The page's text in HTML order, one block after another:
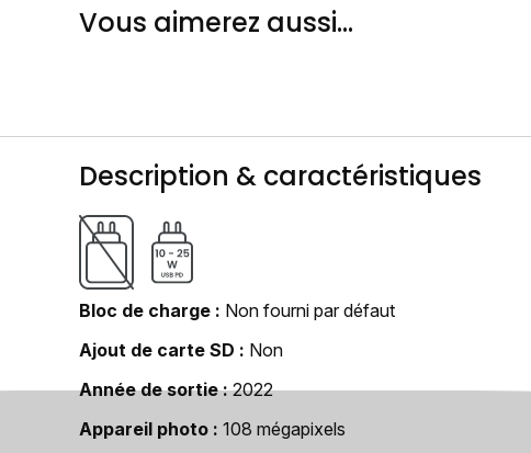
Vous aimerez aussi...
Description & caractéristiques
Bloc de charge
Non fourni par défaut
Ajout de carte SD
Non
Année de sortie
2022
Appareil photo
108 mégapixels